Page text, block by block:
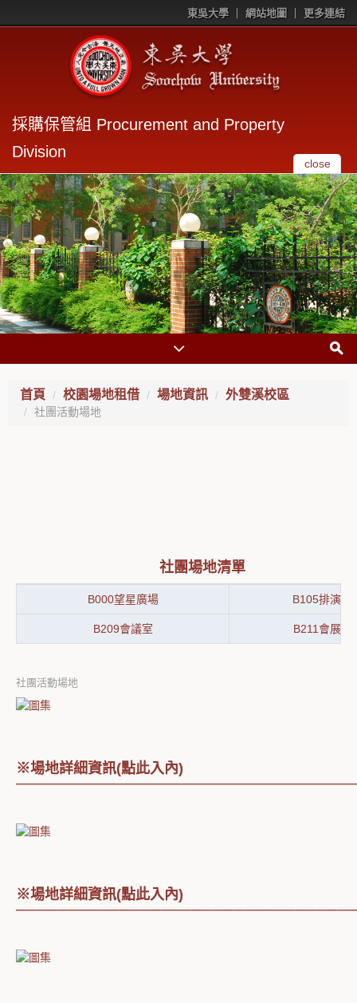
東吳大學 網站地圖 更多連結
採購保管組 Procurement and Property
Division
close
首頁 校園場地租借 場地資訊 外雙溪校區
社團活動場地
社團場地清單
B000望星廣場 B105排演室
B209會議室 B211會展室
社團活動場地
※場地詳細資訊(點此入內)
※場地詳細資訊(點此入內)